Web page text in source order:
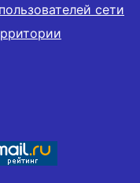
сети